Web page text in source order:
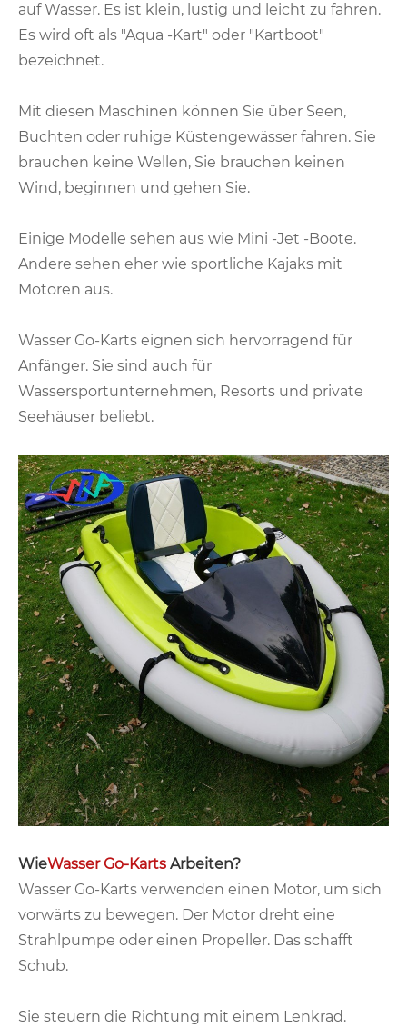
auf Wasser. Es ist klein, lustig und leicht zu fahren.
Es wird oft als "Aqua -Kart" oder "Kartboot"
bezeichnet.
Mit diesen Maschinen können Sie über Seen,
Buchten oder ruhige Küstengewässer fahren. Sie
brauchen keine Wellen, Sie brauchen keinen
Wind, beginnen und gehen Sie.
Einige Modelle sehen aus wie Mini -Jet -Boote.
Andere sehen eher wie sportliche Kajaks mit
Motoren aus.
Wasser Go-Karts eignen sich hervorragend für
Anfänger. Sie sind auch für
Wassersportunternehmen, Resorts und private
Seehäuser beliebt.
WieWasser Go-Karts Arbeiten?
Wasser Go-Karts verwenden einen Motor, um sich
vorwärts zu bewegen. Der Motor dreht eine
Strahlpumpe oder einen Propeller. Das schafft
Schub.
Sie steuern die Richtung mit einem Lenkrad.